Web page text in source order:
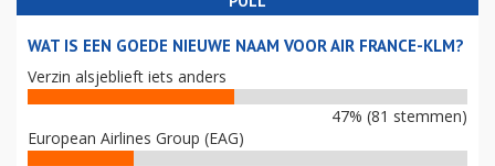
WAT IS EEN GOEDE NIEUWE NAAM VOOR AIR FRANCE-KLM?
Verzin alsjeblieft iets anders
47% (81 stemmen)
European Airlines Group (EAG)